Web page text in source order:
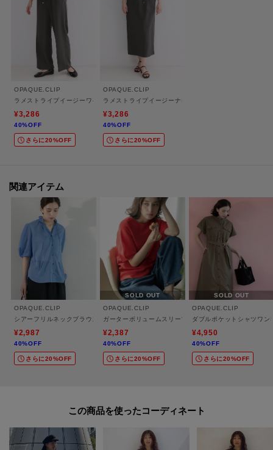
・梳毛調のポリエステル素材に、上品なフィルムラメストライプ柄を効かせ
・クリーンできちんと感がありながら、シワになりにくい防シワ機能でお手
入れしやすい素材感。
・ストレッチ性もあり着心地も◎
※この製品は、吸水速乾効果のある素材を使用しています。この効果は永久
的ではありません。
た、パソコン・スマートフォンなどの環境により、若干製品と画像のカラー
が異なる場合もございます。
モデル情報：身長165cm B72 W57 H84 着用サイズ：38（M）
OPAQUE.CLIP
ラメストライプイージーワイドパンツ／セットアップ可【洗濯機洗い可／防シワ／吸水
¥3,286
40%OFF
さらに20%OFF
OPAQUE.CLIP
ラメストライプイージーナロースカート／セットアップ
¥3,286
40%OFF
さらに20%OFF
関連アイテム
OPAQUE.CLIP
シアーフリルネックブラウス【洗濯機洗い可】
¥2,987
40%OFF
さらに20%OFF
SOLD OUT
OPAQUE.CLIP
ガーターボリュームスリーブニット【UVケア／洗濯機洗
¥2,387
40%OFF
さらに20%OFF
SOLD OUT
OPAQUE.CLIP
ダブルポケットシャツワ
¥4,950
40%OFF
さらに20%OFF
この商品を使った